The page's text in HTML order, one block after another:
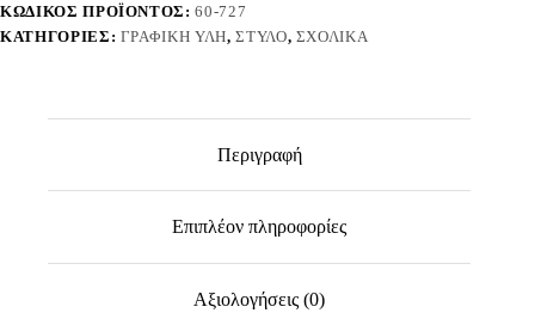
41501
ποσότητα
ΚΩΔΙΚΌΣ ΠΡΟΪΌΝΤΟΣ:60-727
ΚΑΤΗΓΟΡΊΕΣ: ΓΡΑΦΙΚΉ ΎΛΗ,ΣΤΥΛΌ, ΣΧΟΛΙΚΆ
Περιγραφή
Επιπλέον πληροφορίες
Αξιολογήσεις (0)